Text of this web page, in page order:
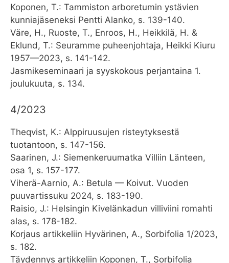
Koponen, T.: Tammiston arboretumin ystävien
kunniajäseneksi Pentti Alanko, s. 139-140.
Väre, H., Ruoste, T., Enroos, H., Heikkilä, H. &
Eklund, T.: Seuramme puheenjohtaja, Heikki Kiuru
1957—2023, s. 141-142.
Jasmikeseminaari ja syyskokous perjantaina 1.
joulukuuta, s. 134.
4/2023
Theqvist, K.: Alppiruusujen risteytyksestä
tuotantoon, s. 147-156.
Saarinen, J.: Siemenkeruumatka Villiin Länteen,
osa 1, s. 157-177.
Viherä-Aarnio, A.: Betula — Koivut. Vuoden
puuvartissuku 2024, s. 183-190.
Raisio, J.: Helsingin Kivelänkadun villiviini romahti
alas, s. 178-182.
Korjaus artikkeliin Hyvärinen, A., Sorbifolia 1/2023,
s. 182.
Täydennys artikkeliin Koponen, T., Sorbifolia